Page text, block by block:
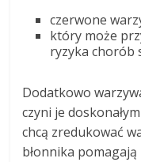
czerwone
który może
ryzyka chorób
Dodatkowo
czyni je
chcą zredukować
błonnika